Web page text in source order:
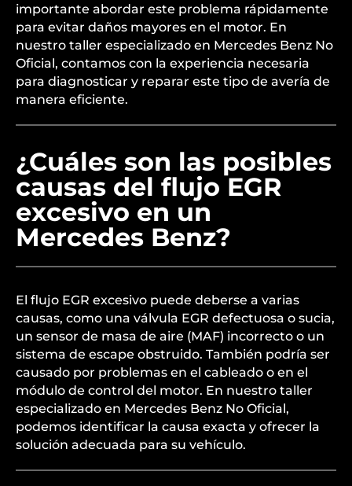
importante abordar este problema rápidamente
para evitar daños mayores en el motor. En
nuestro taller especializado en Mercedes Benz No
Oficial, contamos con la experiencia necesaria
para diagnosticar y reparar este tipo de avería de
manera eficiente.
¿Cuáles son las posibles
causas del flujo EGR
excesivo en un
Mercedes Benz?
El flujo EGR excesivo puede deberse a varias
causas, como una válvula EGR defectuosa o sucia,
un sensor de masa de aire (MAF) incorrecto o un
sistema de escape obstruido. También podría ser
causado por problemas en el cableado o en el
módulo de control del motor. En nuestro taller
especializado en Mercedes Benz No Oficial,
podemos identificar la causa exacta y ofrecer la
solución adecuada para su vehículo.